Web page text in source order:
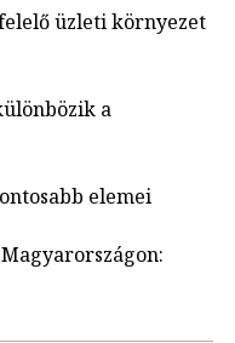
üzleti környezet
a
elemei